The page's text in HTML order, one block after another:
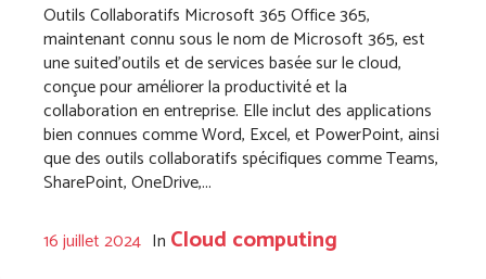
Outils Collaboratifs Microsoft 365 Office 365,
maintenant connu sous le nom de Microsoft 365, est
une suited’outils et de services basée sur le cloud,
conçue pour améliorer la productivité et la
collaboration en entreprise. Elle inclut des applications
bien connues comme Word, Excel, et PowerPoint, ainsi
que des outils collaboratifs spécifiques comme Teams,
SharePoint, OneDrive,...
16 juillet 2024 In Cloud computing